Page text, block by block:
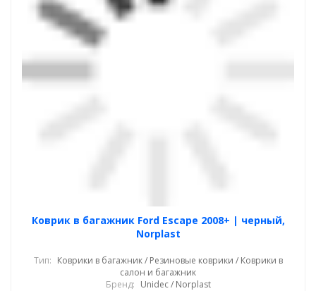
Коврик в багажник Ford Escape 2008+ | черный,
Norplast
Тип: Коврики в багажник / Резиновые коврики / Коврики в
салон и багажник
Бренд: Unidec / Norplast